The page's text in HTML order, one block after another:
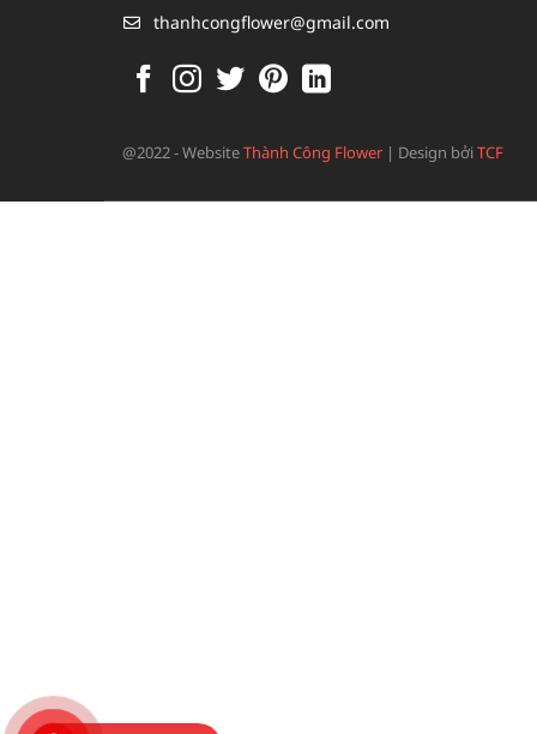
thanhcongflower@gmail.com
@2022 - WebsiteThành Công Flower | Design bởiTCF